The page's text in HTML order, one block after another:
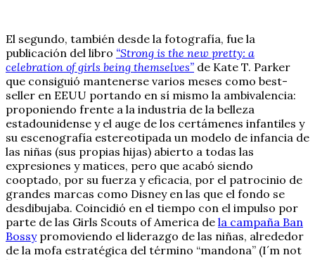
El segundo, también desde la fotografía, fue la
publicación del libro “Strong is the new pretty: a
celebration of girls being themselves” de Kate T. Parker
que consiguió mantenerse varios meses como best-
seller en EEUU portando en sí mismo la ambivalencia:
proponiendo frente a la industria de la belleza
estadounidense y el auge de los certámenes infantiles y
su escenografía estereotipada un modelo de infancia de
las niñas (sus propias hijas) abierto a todas las
expresiones y matices, pero que acabó siendo
cooptado, por su fuerza y eficacia, por el patrocinio de
grandes marcas como Disney en las que el fondo se
desdibujaba. Coincidió en el tiempo con el impulso por
parte de las Girls Scouts of America de la campaña Ban
Bossypromoviendo el liderazgo de las niñas, alrededor
de la mofa estratégica del término “mandona” (I´m not